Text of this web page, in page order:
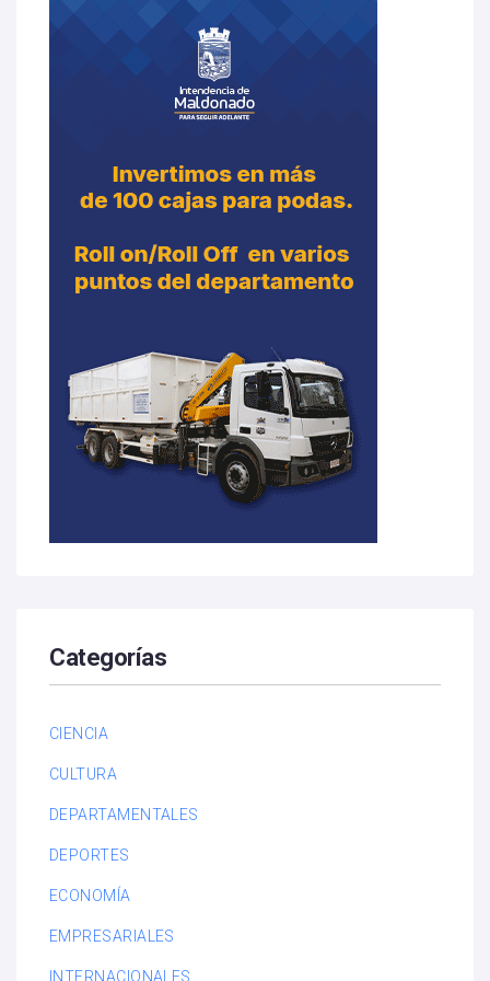
Categorías
CIENCIA
CULTURA
DEPARTAMENTALES
DEPORTES
ECONOMÍA
EMPRESARIALES
INTERNACIONALES